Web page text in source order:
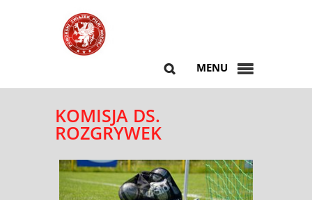
MENU
KOMISJA DS.
ROZGRYWEK